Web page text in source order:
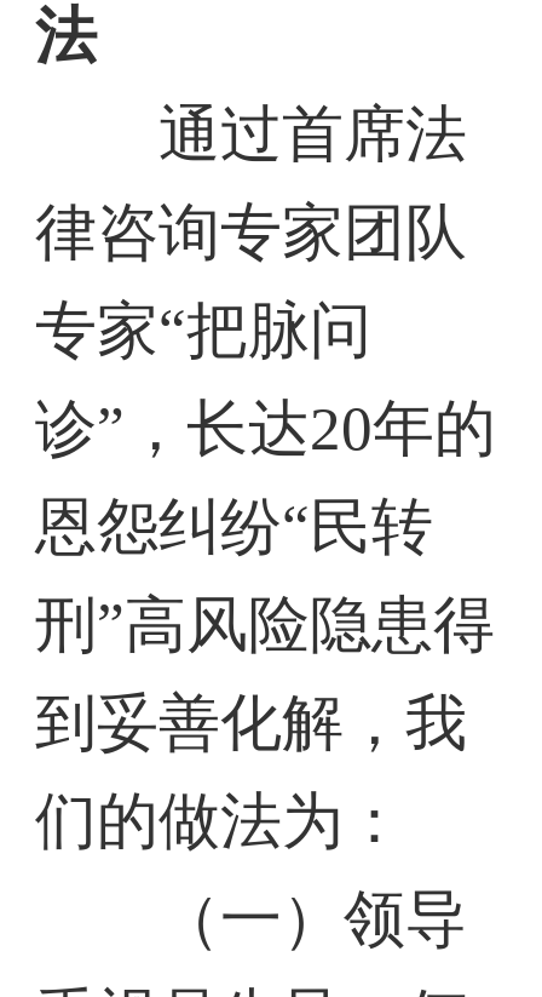
法
通过首席法
律咨询专家团队
专家“把脉问
诊”，长达20年的
恩怨纠纷“民转
刑”高风险隐患得
到妥善化解，我
们的做法为：
（一）领导